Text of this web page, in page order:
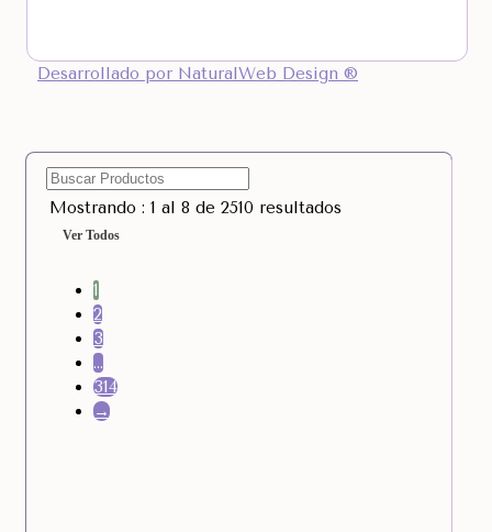
Desarrollado por NaturalWeb Design ®
Mostrando : 1 al 8 de 2510 resultados
Ver Todos
1
2
3
…
314
→